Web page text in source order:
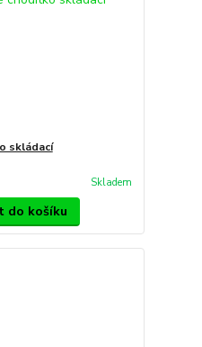
skládací
Skladem
do košíku